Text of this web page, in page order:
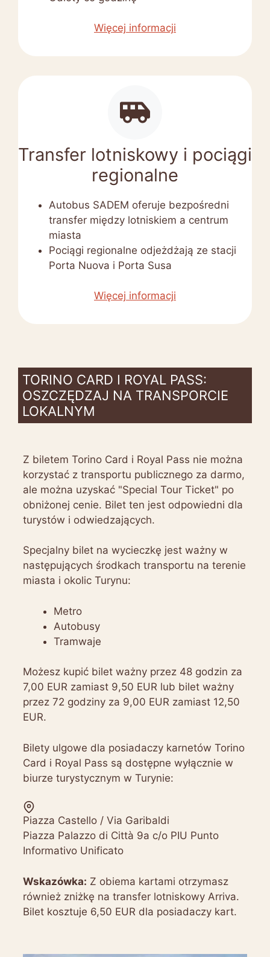
Więcej informacji
Transfer lotniskowy i pociągi
regionalne
Autobus SADEM oferuje bezpośredni
transfer między lotniskiem a centrum
miasta
Pociągi regionalne odjeżdżają ze stacji
Porta Nuova i Porta Susa
Więcej informacji
TORINO CARD I ROYAL PASS:
OSZCZĘDZAJ NA TRANSPORCIE
LOKALNYM
Z biletem Torino Card i Royal Pass nie można
korzystać z transportu publicznego za darmo,
ale można uzyskać "Special Tour Ticket" po
obniżonej cenie. Bilet ten jest odpowiedni dla
turystów i odwiedzających.
Specjalny bilet na wycieczkę jest ważny w
następujących środkach transportu na terenie
miasta i okolic Turynu:
Metro
Autobusy
Tramwaje
Możesz kupić bilet ważny przez 48 godzin za
7,00 EUR zamiast 9,50 EUR lub bilet ważny
przez 72 godziny za 9,00 EUR zamiast 12,50
EUR.
Bilety ulgowe dla posiadaczy karnetów Torino
Card i Royal Pass są dostępne wyłącznie w
biurze turystycznym w Turynie:
Piazza Castello / Via Garibaldi
Piazza Palazzo di Città 9a c/o PIU Punto
Informativo Unificato
Wskazówka: Z obiema kartami otrzymasz
również zniżkę na transfer lotniskowy Arriva.
Bilet kosztuje 6,50 EUR dla posiadaczy kart.